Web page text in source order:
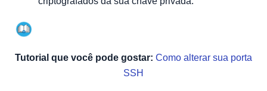
Tutorial que você pode gostar: Como alterar sua porta
SSH